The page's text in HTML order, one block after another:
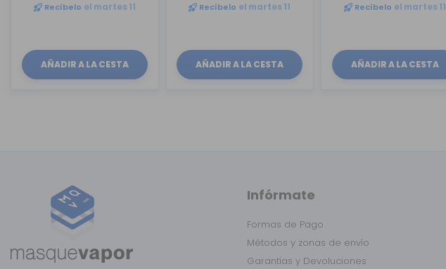
Recíbelo el martes 11
AÑADIR A LA CESTA
Recíbelo el martes 11
AÑADIR A LA CESTA
Recíbelo el martes 11
AÑADIR A LA CESTA
Infórmate
Formas de Pago
Métodos y zonas de envío
Garantías y Devoluciones